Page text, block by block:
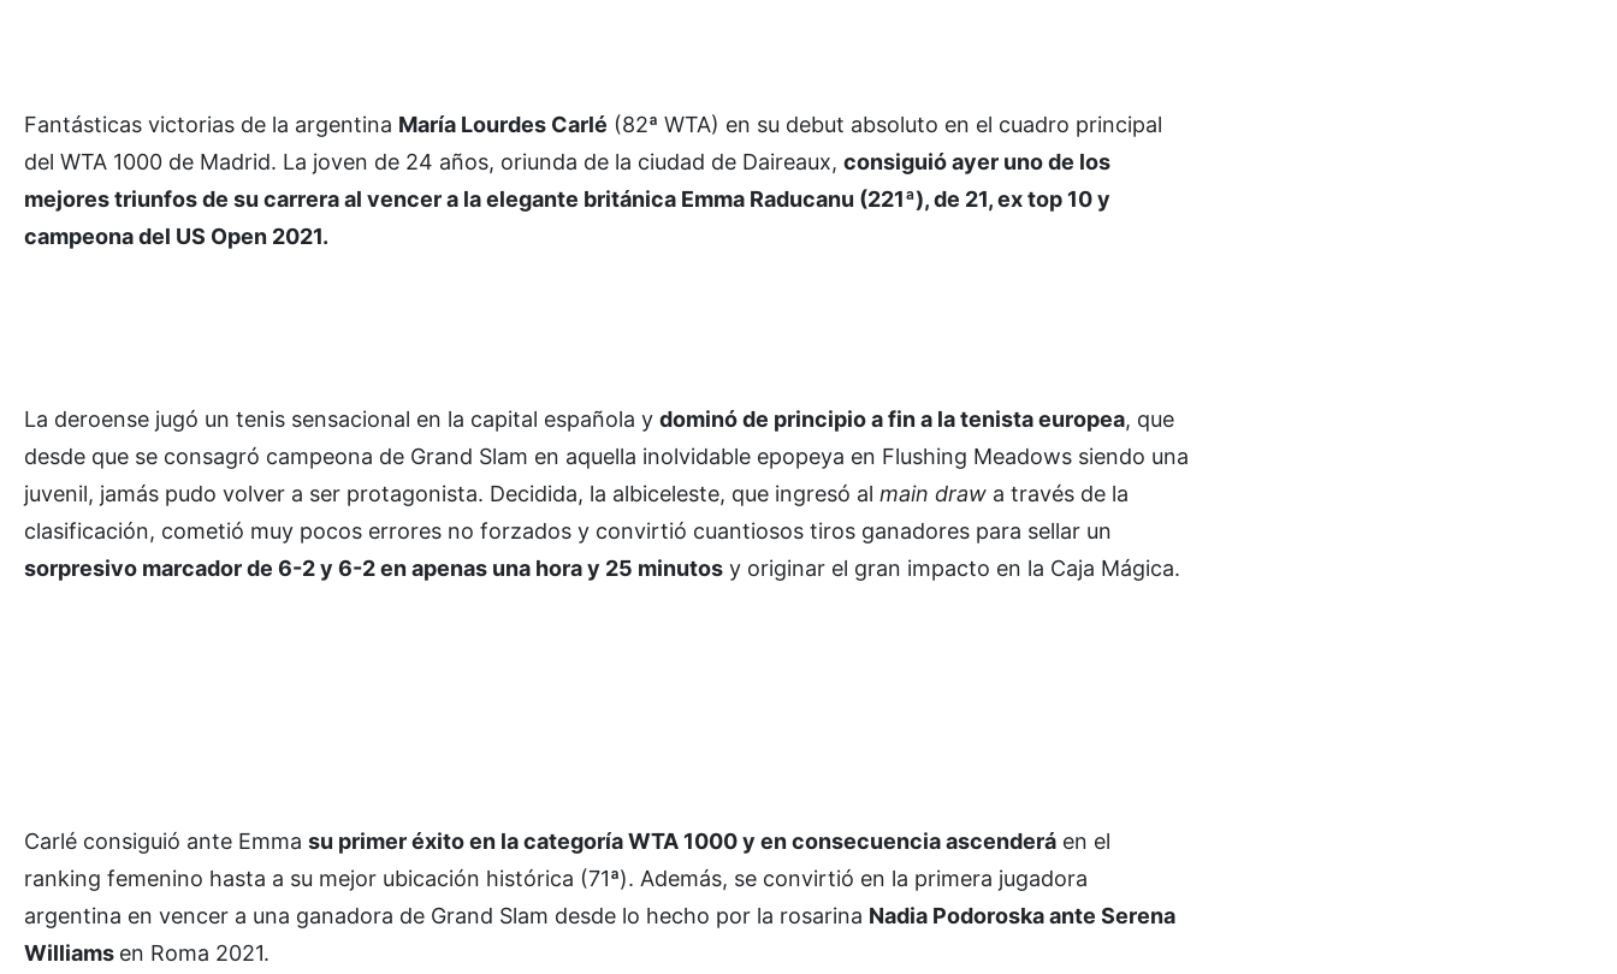
Fantásticas victorias de la argentina María Lourdes Carlé (82ª WTA) en su debut absoluto en el cuadro principal
del WTA 1000 de Madrid. La joven de 24 años, oriunda de la ciudad de Daireaux, consiguió ayer uno de los
mejores triunfos de su carrera al vencer a la elegante británica Emma Raducanu (221ª), de 21, ex top 10 y
campeona del US Open 2021.
La deroense jugó un tenis sensacional en la capital española y dominó de principio a fin a la tenista europea, que
desde que se consagró campeona de Grand Slam en aquella inolvidable epopeya en Flushing Meadows siendo una
juvenil, jamás pudo volver a ser protagonista. Decidida, la albiceleste, que ingresó al main draw a través de la
clasificación, cometió muy pocos errores no forzados y convirtió cuantiosos tiros ganadores para sellar un
sorpresivo marcador de 6-2 y 6-2 en apenas una hora y 25 minutos y originar el gran impacto en la Caja Mágica.
Carlé consiguió ante Emma su primer éxito en la categoría WTA 1000 y en consecuencia ascenderá en el
ranking femenino hasta a su mejor ubicación histórica (71ª). Además, se convirtió en la primera jugadora
argentina en vencer a una ganadora de Grand Slam desde lo hecho por la rosarina Nadia Podoroska ante Serena
Williams en Roma 2021.